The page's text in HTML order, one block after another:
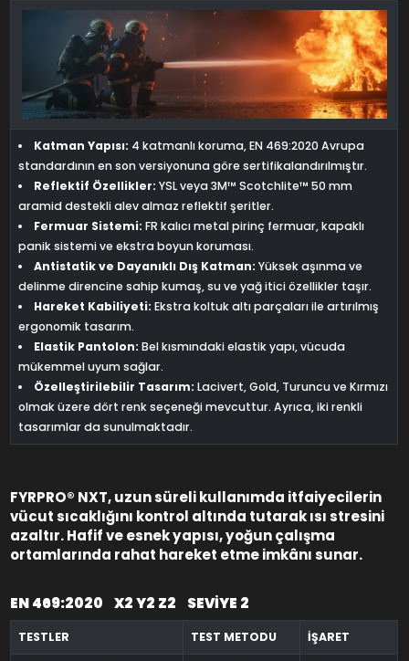
Katman Yapısı: 4 katmanlı koruma, EN 469:2020 Avrupa
standardının en son versiyonuna göre sertifikalandırılmıştır.
Reflektif Özellikler: YSL veya 3M™ Scotchlite™ 50 mm
aramid destekli alev almaz reflektif şeritler.
Fermuar Sistemi: FR kalıcı metal pirinç fermuar, kapaklı
panik sistemi ve ekstra boyun koruması.
Antistatik ve Dayanıklı Dış Katman: Yüksek aşınma ve
delinme direncine sahip kumaş, su ve yağ itici özellikler taşır.
Hareket Kabiliyeti: Ekstra koltuk altı parçaları ile artırılmış
ergonomik tasarım.
Elastik Pantolon: Bel kısmındaki elastik yapı, vücuda
mükemmel uyum sağlar.
Özelleştirilebilir Tasarım: Lacivert, Gold, Turuncu ve Kırmızı
olmak üzere dört renk seçeneği mevcuttur. Ayrıca, iki renkli
tasarımlar da sunulmaktadır.
FYRPRO® NXT, uzun süreli kullanımda itfaiyecilerin
vücut sıcaklığını kontrol altında tutarak ısı stresini
azaltır. Hafif ve esnek yapısı, yoğun çalışma
ortamlarında rahat hareket etme imkânı sunar.
EN 469:2020 X2 Y2 Z2 SEVİYE 2
TESTLER TEST METODU İŞARET